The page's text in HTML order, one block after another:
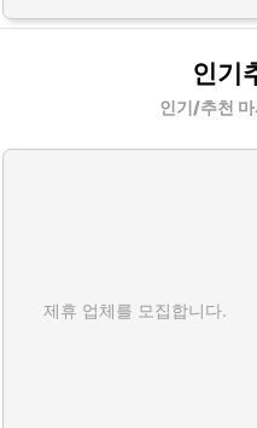
인기
인기/추천
제휴 업체를 모집합니다.